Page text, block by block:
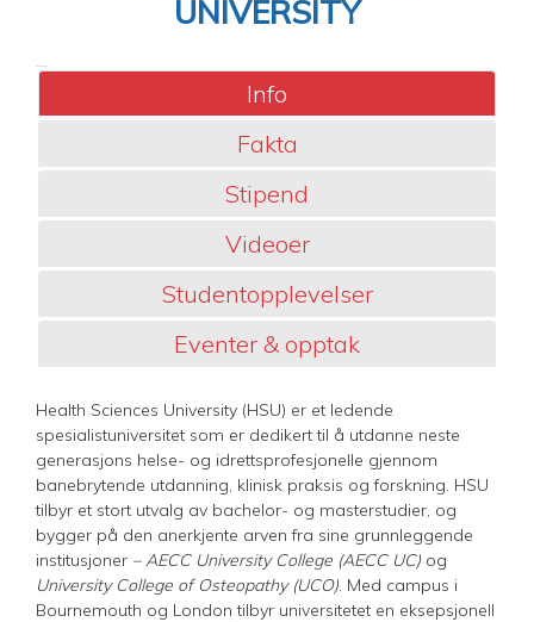
UNIVERSITY
Info
Fakta
Stipend
Videoer
Studentopplevelser
Eventer & opptak
Health Sciences University (HSU) er et ledende
spesialistuniversitet som er dedikert til å utdanne neste
generasjons helse- og idrettsprofesjonelle gjennom
banebrytende utdanning, klinisk praksis og forskning. HSU
tilbyr et stort utvalg av bachelor- og masterstudier, og
bygger på den anerkjente arven fra sine grunnleggende
institusjoner – AECC University College (AECC UC) og
University College of Osteopathy (UCO). Med campus i
Bournemouth og London tilbyr universitetet en eksepsjonell